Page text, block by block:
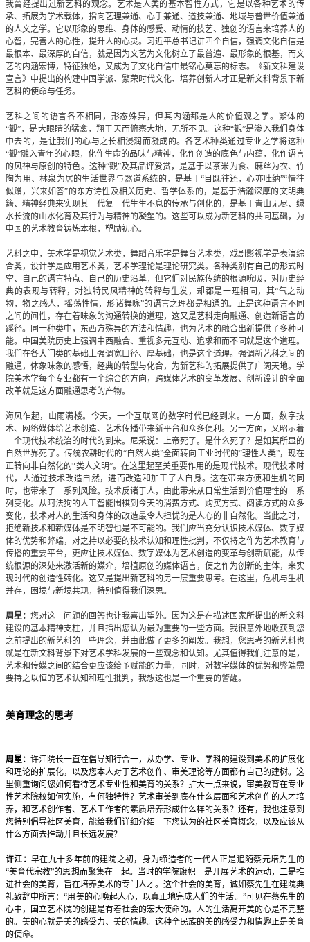
我曾经提出过新艺科的观念。艺术是人类的基本智性方式，它是以各种艺术的传
承、拓展为学术载体，指向艺理兼通、心手兼通、道技兼通、地域与普世价值兼通
的人文之学。它以形象的思维、身体的感受、动情的技艺、独创的语言来培养人的
心智，完善人的心性，提升人的心灵。习近平总书记讲四个自信，强调文化自信是
最根本、最深厚的自信，就是因为文艺为文化树立了最普遍、最形象的根基，而文
艺的内涵宏博，特征独绝，又成为了文化自信中最铭心莫忘的标志。《新文科建设
宣言》中提出的构建中国学派、繁荣时代文化、培养创新人才正是新文科背景下新
艺科的使命与任务。
艺科之间的语言各不相同，形态殊异，但其内涵都是人的价值观之学。繁体的
“觀”，是大眼睛的猛禽，翔于天而俯察大地，无所不见。这种“觀”是渗入我们身体
中去的，是让我们的心与之长相浸润而凝成的。各艺术种类通过专业之学将这种
“觀”融入青年的心眼，化作生命的品味与精神，化作创造的底色与内蕴，化作语言
的风神与原创的特色。这种“觀”及其品评爱赏，是基于以茶米为食、麻丝为衣、竹
陶为用、林泉为居的生活世界与器道系统的，是基于“目既往还，心亦吐纳”“情往
似赠，兴来如答”的东方诗性及相关历史、哲学体系的，是基于浩瀚深厚的文明典
籍、精神经典来实现其一代复一代生生不息的传承与创化的，是基于青山无尽、绿
水长流的山水化育及其行为与精神的凝塑的。这些可以成为新艺科的共同基础，为
中国的艺术教育铸炼本根，塑励初心。
艺科之中，美术学是视觉艺术类，舞蹈音乐学是舞台艺术类，戏剧影视学是表演综
合类，设计学是应用艺术类，艺术学理论是理论研究类。各种类别有自己的形式时
空、自己的语言特点、自己的历史沿革，但它们对民族传统的根源吮吸，对历史经
典的表现与转释，对独特民风精神的转释与生发，却都是一理相同，其“气之动
物，物之感人，摇荡性情，形诸舞咏”的语言之理都是相通的。正是这种语言不同
之间的间性，存在着味象的沟通转换的道理，这又是艺科走向融通、创造新语言的
蹊径。同一种类中，东西方殊异的方法和情趣，也为艺术的融合出新提供了多种可
能。中国美院历史上强调中西融合、重视多元互动、追求和而不同就是这个道理。
我们在各大门类的基础上强调宽口径、厚基础，也是这个道理。强调新艺科之间的
融通，体象味象的感悟，经典的转型与化合，为新艺科的拓展提供了广阔天地。学
院美术学每个专业都有一个综合的方向，跨媒体艺术的变革发展、创新设计的全面
改革就是这方面融通思考的产物。
海风乍起，山雨满楼。今天，一个互联网的数字时代已经到来。一方面，数字技
术、网络媒体给艺术创造、艺术传播带来新平台和众多便利。另一方面，又昭示着
一个现代技术统治的时代的到来。尼采说：上帝死了。是什么死了？是如其所显的
自然世界死了。传统农耕时代的“自然人类”全面转向工业时代的“理性人类”，现在
正转向非自然化的“类人文明”。在这里起至关重要作用的是现代技术。现代技术时
代，人通过技术改造自然，进而改造和加工了人自身。这在带来方便和生机的同
时，也带来了一系列风险。技术反诸于人，由此带来从日常生活到价值理性的一系
列变化。从阿法狗的人工智能围棋到今天的消费方式、购买方式、阅读方式的众多
变化，技术对人的生活和身体的改造最令人担忧的是人心的非自然化。当此之时，
拒绝新技术和新媒体是不明智也是不可能的。我们应当充分认识技术媒体、数字媒
体的优势和弊端，对之持以必要的技术认知和理性批判，不仅将之作为艺术教育与
传播的重要平台，更应让技术媒体、数字媒体为艺术创造的变革与创新赋能，从传
统根源的深处来激活新的媒介，培植原创的媒体语言，使之作为创新的主体，来实
现时代的创造性转化。这又是提出新艺科的另一层重要思考。在这里，危机与生机
并存，困境与新境共现，特别值得我们深思。
周星： 您对这一问题的回答也让我喜出望外。因为这是在描述国家所提出的新文科
建设的基本精神支柱，并且指出您认为最为重要的一些方面。我很意外地收获到您
之前提出的新艺科的一些理念，并由此做了更多的阐发。我想，您思考的新艺科也
就是在新文科背景下对艺术学科发展的一些观念和认知。尤其值得我们注意的是，
艺术和传媒之间的结合更应该给予赋能的力量，同时，对数字媒体的优势和弊端需
要持之以恒的艺术认知和理性批判，我想这也是一个重要的警醒。
美育理念的思考
周星： 许江院长一直在倡导知行合一，从办学、专业、学科的建设到美术的扩展化
和理论的扩展化，以及您本人对于艺术创作、审美理论等方面都有自己的建树。这
里侧重询问您如何看待艺术专业性和美育的关系？扩大一点来说，审美教育在专业
性艺术院校如何实施，有何独特性？艺术审美到底在什么层面和艺术创作的人才培
养，和艺术创作者、艺术工作者的素质培养形成什么样的关系？还有，我也注意到
您特别倡导社区美育，能给我们详细介绍一下您认为的社区美育概念，以及应该从
什么方面去推动并且长远发展？
许江：早在九十多年前的建院之初，身为缔造者的一代人正是追随蔡元培先生的
“美育代宗教”的思想而聚集在一起。当时的学院旗帜一是开展艺术的运动，二是推
进社会的美育，旨在培养美术的专门人才。这个社会的美育，诚如蔡先生在建院典
礼致辞中所言：“用美的心唤起人心，以真正地完成人们的生活。”可见在蔡先生的
心中，国立艺术院的创建是有着社会的宏大使命的。人的生活离开美的心是不完整
的。美的心就是美的感受力、美的情趣。这种全民族的美的感受力和情趣正是美育
的使命。